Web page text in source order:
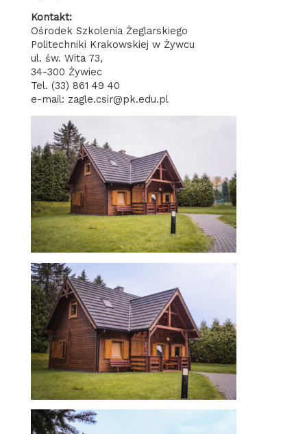
Kontakt:
Ośrodek Szkolenia Żeglarskiego
Politechniki Krakowskiej w Żywcu
ul. św. Wita 73,
34-300 Żywiec
Tel. (33) 861 49 40
e-mail: zagle.csir@pk.edu.pl